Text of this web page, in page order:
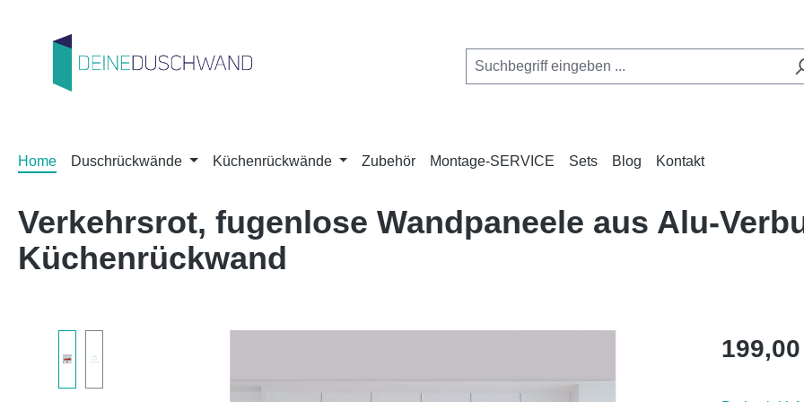
Home Duschrückwände Küchenrückwände Zubehör Montage-SERVICE Sets Blog Kontakt
Verkehrsrot, fugenlose Wandpaneele aus Alu-
Küchenrückwand
Regulärer